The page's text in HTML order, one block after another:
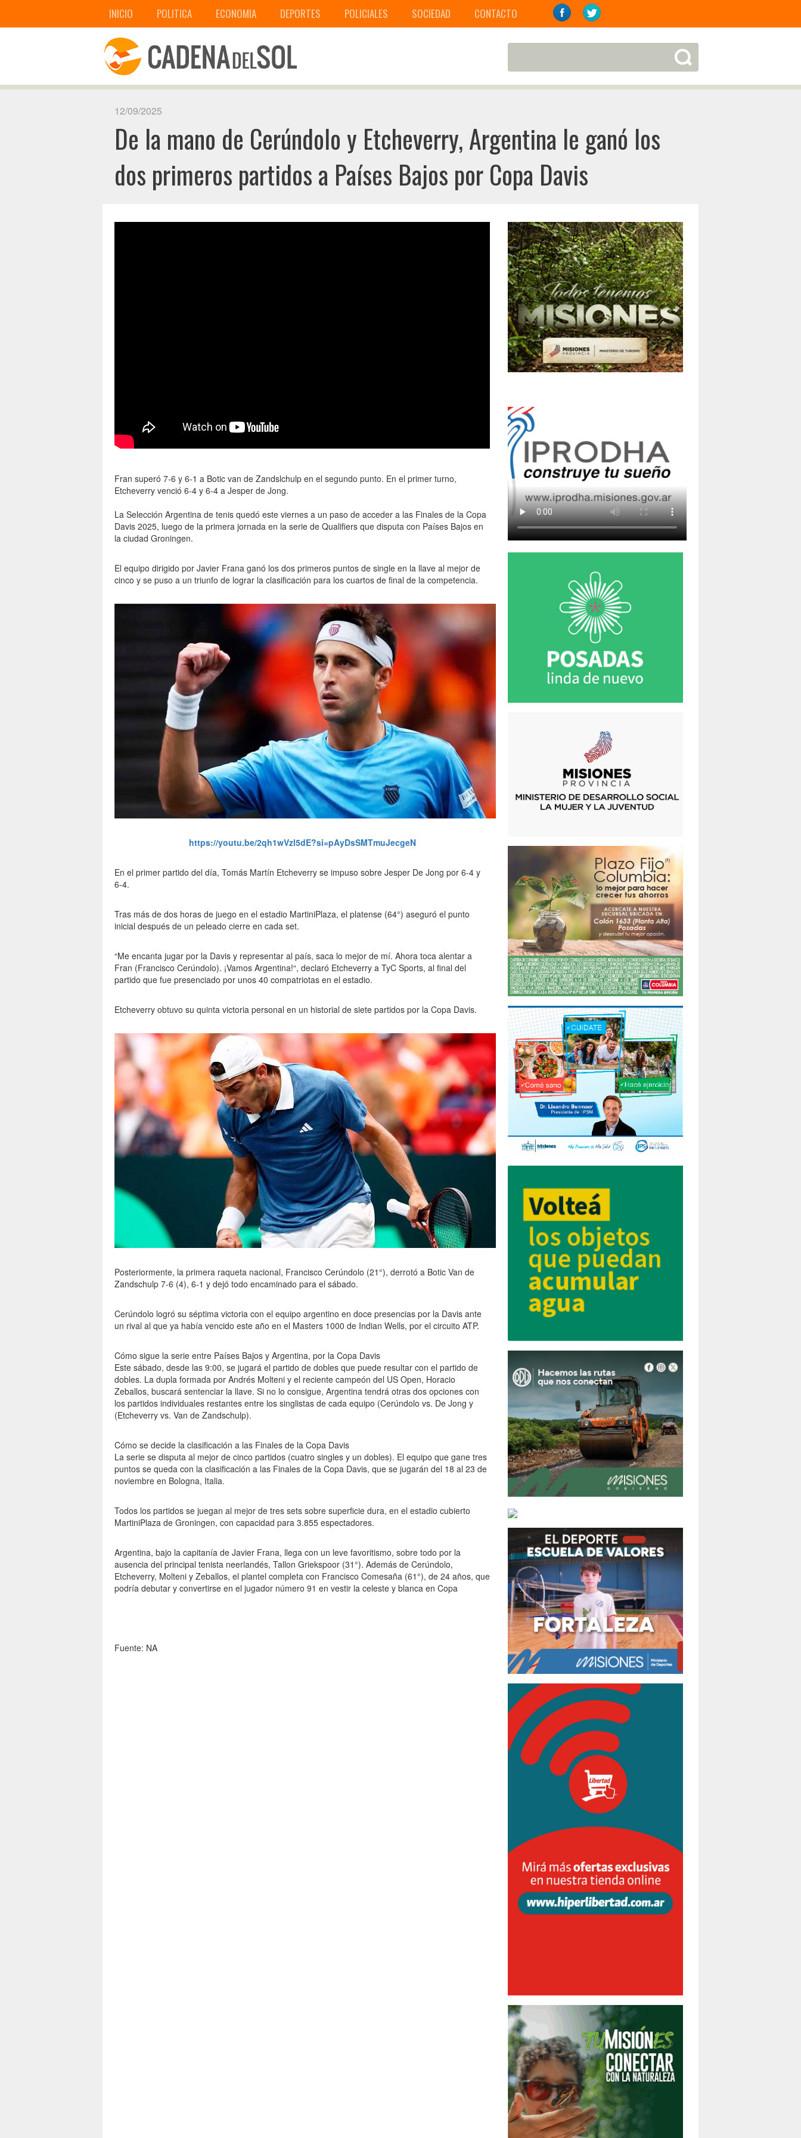
INICIO POLITICA ECONOMIA DEPORTES POLICIALES SOCIEDAD CONTACTO
12/09/2025
De la mano de Cerúndolo y Etcheverry, Argentina le ganó los
dos primeros partidos a Países Bajos por Copa Davis
Fran superó 7-6 y 6-1 a Botic van de Zandslchulp en el segundo punto. En el primer turno,
Etcheverry venció 6-4 y 6-4 a Jesper de Jong.
La Selección Argentina de tenis quedó este viernes a un paso de acceder a las Finales de la Copa
Davis 2025, luego de la primera jornada en la serie de Qualifiers que disputa con Países Bajos en
la ciudad Groningen.
El equipo dirigido por Javier Frana ganó los dos primeros puntos de single en la llave al mejor de
cinco y se puso a un triunfo de lograr la clasificación para los cuartos de final de la competencia.
https://youtu.be/2qh1wVzl5dE?si=pAyDsSMTmuJecgeN
En el primer partido del día, Tomás Martín Etcheverry se impuso sobre Jesper De Jong por 6-4 y
6-4.
Tras más de dos horas de juego en el estadio MartiniPlaza, el platense (64°) aseguró el punto
inicial después de un peleado cierre en cada set.
“Me encanta jugar por la Davis y representar al país, saca lo mejor de mí. Ahora toca alentar a
Fran (Francisco Cerúndolo). ¡Vamos Argentina!“, declaró Etcheverry a TyC Sports, al final del
partido que fue presenciado por unos 40 compatriotas en el estadio.
Etcheverry obtuvo su quinta victoria personal en un historial de siete partidos por la Copa Davis.
Posteriormente, la primera raqueta nacional, Francisco Cerúndolo (21°), derrotó a Botic Van de
Zandschulp 7-6 (4), 6-1 y dejó todo encaminado para el sábado.
Cerúndolo logró su séptima victoria con el equipo argentino en doce presencias por la Davis ante
un rival al que ya había vencido este año en el Masters 1000 de Indian Wells, por el circuito ATP.
Cómo sigue la serie entre Países Bajos y Argentina, por la Copa Davis
Este sábado, desde las 9:00, se jugará el partido de dobles que puede resultar con el partido de
dobles. La dupla formada por Andrés Molteni y el reciente campeón del US Open, Horacio
Zeballos, buscará sentenciar la llave. Si no lo consigue, Argentina tendrá otras dos opciones con
los partidos individuales restantes entre los singlistas de cada equipo (Cerúndolo vs. De Jong y
(Etcheverry vs. Van de Zandschulp).
Cómo se decide la clasificación a las Finales de la Copa Davis
La serie se disputa al mejor de cinco partidos (cuatro singles y un dobles). El equipo que gane tres
puntos se queda con la clasificación a las Finales de la Copa Davis, que se jugarán del 18 al 23 de
noviembre en Bologna, Italia.
Todos los partidos se juegan al mejor de tres sets sobre superficie dura, en el estadio cubierto
MartiniPlaza de Groningen, con capacidad para 3.855 espectadores.
Argentina, bajo la capitanía de Javier Frana, llega con un leve favoritismo, sobre todo por la
ausencia del principal tenista neerlandés, Tallon Griekspoor (31°). Además de Cerúndolo,
Etcheverry, Molteni y Zeballos, el plantel completa con Francisco Comesaña (61°), de 24 años, que
podría debutar y convertirse en el jugador número 91 en vestir la celeste y blanca en Copa
Fuente: NA